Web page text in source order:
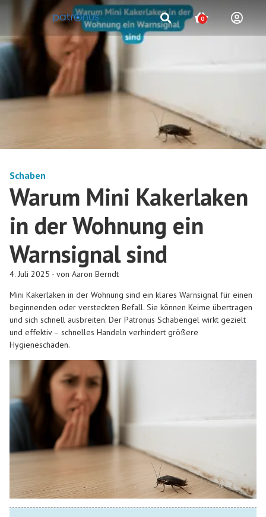
0
Schaben
Warum Mini Kakerlaken
in der Wohnung ein
Warnsignal sind
4. Juli 2025 - von Aaron Berndt
Mini Kakerlaken in der Wohnung sind ein klares Warnsignal für einen
beginnenden oder versteckten Befall. Sie können Keime übertragen
und sich schnell ausbreiten. Der Patronus Schabengel wirkt gezielt
und effektiv – schnelles Handeln verhindert größere
Hygieneschäden.